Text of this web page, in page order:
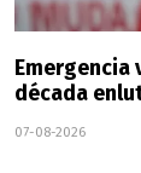
Emergencia
década
07-08-2026